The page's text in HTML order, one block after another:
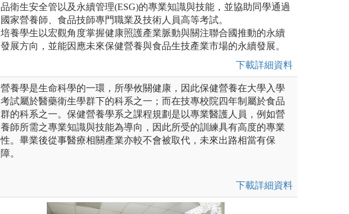
品衛生安全管以及永續管理(ESG)的專業知識與技能，並協助同學通過
國家營養師、食品技師專門職業及技術人員高等考試。
培養學生以宏觀角度掌握健康照護產業脈動與關注聯合國推動的永續
發展方向，並能因應未來保健營養與食品生技產業市場的永續發展。
下載詳細資料
營養學是生命科學的一環，所學攸關健康，因此保健營養在大學入學
考試屬於醫藥衛生學群下的科系之一；而在技專校院四年制屬於食品
群的科系之一。保健營養學系之課程規劃是以專業醫護人員，例如營
養師所需之專業知識與技能為導向，因此所受的訓練具有高度的專業
性。畢業後從事醫療相關產業亦較不會被取代，未來出路相當有保
障。
下載詳細資料